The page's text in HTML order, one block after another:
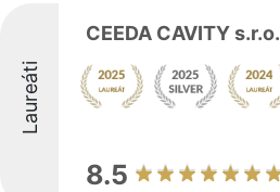
Laureáti
CEEDA CAVITY s.r.o.
8.5